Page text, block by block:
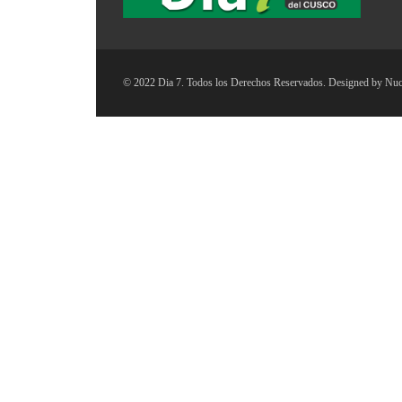
© 2022 Dia 7. Todos los Derechos Reservados. Designed by